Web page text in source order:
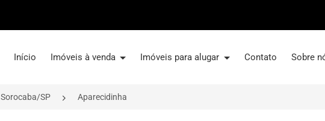
Início Imóveis à venda Imóveis para alugar Contato Sobre
Sorocaba/SP Aparecidinha